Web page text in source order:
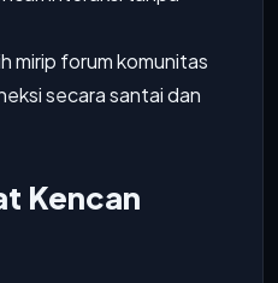
mirip forum komunitas
secara santai dan
Kencan